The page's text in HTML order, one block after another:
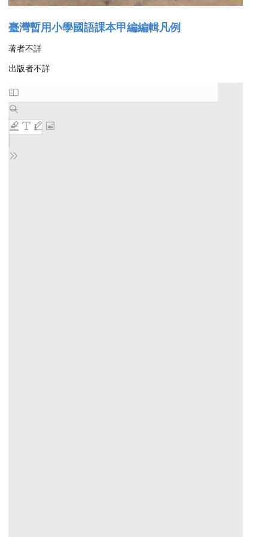
臺灣暫用小學國語課本甲編編輯凡例
著者不詳
出版者不詳